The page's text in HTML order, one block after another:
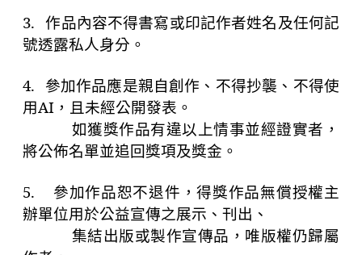
3. 作品內容不得書寫或印記作者姓名及任何記
號透露私人身分。
4. 參加作品應是親自創作、不得抄襲、不得使
用AI ，且未經公開發表。
如獲獎作品有違以上情事並經證實者，
將公佈名單並追回獎項及獎金。
5. 參加作品恕不退件，得獎作品無償授權主
辦單位用於公益宣傳之展示、刊出、
集結出版或製作宣傳品，唯版權仍歸屬